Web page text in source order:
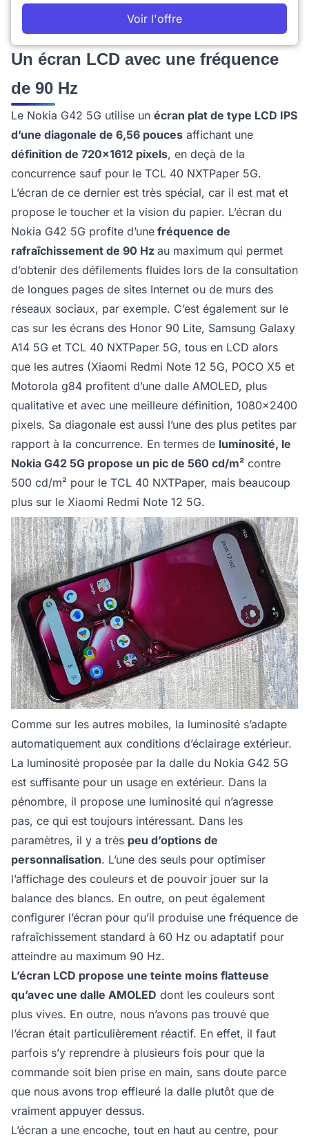
Voir l'offre
Un écran LCD avec une fréquence
de 90 Hz
Le Nokia G42 5G utilise un écran plat de type LCD IPS
d’une diagonale de 6,56 pouces affichant une
définition de 720x1612 pixels, en deçà de la
concurrence sauf pour le TCL 40 NXTPaper 5G.
L’écran de ce dernier est très spécial, car il est mat et
propose le toucher et la vision du papier. L’écran du
Nokia G42 5G profite d’une fréquence de
rafraîchissement de 90 Hz au maximum qui permet
d’obtenir des défilements fluides lors de la consultation
de longues pages de sites Internet ou de murs des
réseaux sociaux, par exemple. C’est également sur le
cas sur les écrans des Honor 90 Lite, Samsung Galaxy
A14 5G et TCL 40 NXTPaper 5G, tous en LCD alors
que les autres (Xiaomi Redmi Note 12 5G, POCO X5 et
Motorola g84 profitent d’une dalle AMOLED, plus
qualitative et avec une meilleure définition, 1080x2400
pixels. Sa diagonale est aussi l’une des plus petites par
rapport à la concurrence. En termes de luminosité, le
Nokia G42 5G propose un pic de 560 cd/m² contre
500 cd/m² pour le TCL 40 NXTPaper, mais beaucoup
plus sur le Xiaomi Redmi Note 12 5G.
Comme sur les autres mobiles, la luminosité s’adapte
automatiquement aux conditions d’éclairage extérieur.
La luminosité proposée par la dalle du Nokia G42 5G
est suffisante pour un usage en extérieur. Dans la
pénombre, il propose une luminosité qui n’agresse
pas, ce qui est toujours intéressant. Dans les
paramètres, il y a très peu d’options de
personnalisation. L’une des seuls pour optimiser
l’affichage des couleurs et de pouvoir jouer sur la
balance des blancs. En outre, on peut également
configurer l’écran pour qu’il produise une fréquence de
rafraîchissement standard à 60 Hz ou adaptatif pour
atteindre au maximum 90 Hz.
L’écran LCD propose une teinte moins flatteuse
qu’avec une dalle AMOLED dont les couleurs sont
plus vives. En outre, nous n’avons pas trouvé que
l’écran était particulièrement réactif. En effet, il faut
parfois s’y reprendre à plusieurs fois pour que la
commande soit bien prise en main, sans doute parce
que nous avons trop effleuré la dalle plutôt que de
vraiment appuyer dessus.
L’écran a une encoche, tout en haut au centre, pour